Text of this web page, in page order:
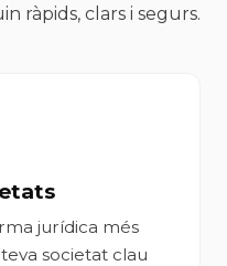
ràpids, clars i segurs.
jurídica més
societat clau